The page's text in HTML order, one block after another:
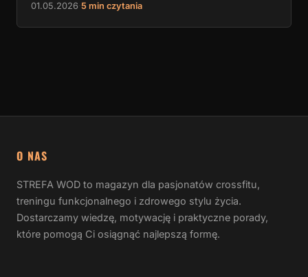
01.05.2026 5 min czytania
O NAS
STREFA WOD to magazyn dla pasjonatów crossfitu,
treningu funkcjonalnego i zdrowego stylu życia.
Dostarczamy wiedzę, motywację i praktyczne porady,
które pomogą Ci osiągnąć najlepszą formę.